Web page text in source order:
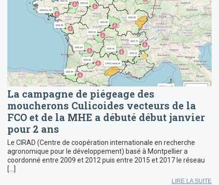
La campagne de piégeage des
moucherons Culicoides vecteurs de la
FCO et de la MHE a débuté début janvier
pour 2 ans
Le CIRAD (Centre de coopération internationale en recherche
agronomique pour le développement) basé à Montpellier a
coordonné entre 2009 et 2012 puis entre 2015 et 2017 le réseau
[…]
LIRE LA SUITE